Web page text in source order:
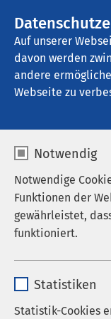
Auf unserer
davon werden
andere
Webseite zu
Notwendig
Notwendige
Funktionen der
gewährleistet,
funktioniert.
Anbieter
Statistiken
Statistik-Cookies
AMEOS Klinikum
Nutzen Sie